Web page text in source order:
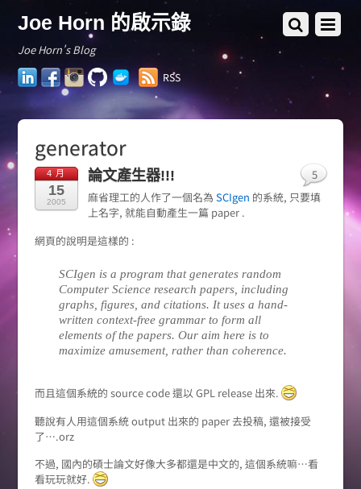
Joe Horn 的啟示錄
Joe Horn's Blog
LinkedInFacebookInstagram
GitHubDocker
Hub
RSS
generator
4 月
15
2005
論文產生器!!!
麻省理工的人作了一個名為 SCIgen 的系統, 只要填
上名字, 就能自動產生一篇 paper .
網頁的說明是這樣的 :
SCIgen is a program that generates random
Computer Science research papers, including
graphs, figures, and citations. It uses a hand-
written context-free grammar to form all
elements of the papers. Our aim here is to
maximize amusement, rather than coherence.
而且這個系統的 source code 還以 GPL release 出來.
聽說有人用這個系統 output 出來的 paper 去投稿, 還被接受
了….orz
不過, 國內的碩士論文好像大多都還是中文的, 這個系統嘛…看
看玩玩就好.
5